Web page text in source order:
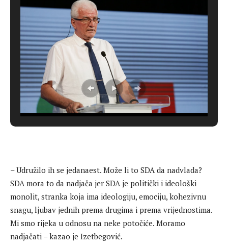
– Udružilo ih se jedanaest. Može li to SDA da nadvlada?
SDA mora to da nadjača jer SDA je politički i ideološki
monolit, stranka koja ima ideologiju, emociju, kohezivnu
snagu, ljubav jednih prema drugima i prema vrijednostima.
Mi smo rijeka u odnosu na neke potočiće. Moramo
nadjačati – kazao je Izetbegović.